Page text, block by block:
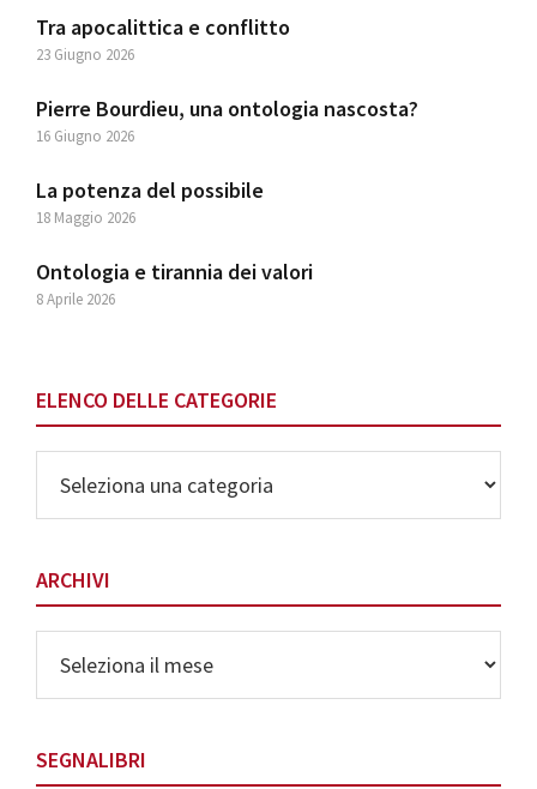
Tra apocalittica e conflitto
23 Giugno 2026
Pierre Bourdieu, una ontologia nascosta?
16 Giugno 2026
La potenza del possibile
18 Maggio 2026
Ontologia e tirannia dei valori
8 Aprile 2026
ELENCO DELLE CATEGORIE
delle
Categorie
ARCHIVI
SEGNALIBRI